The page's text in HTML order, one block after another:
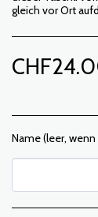
gleich vor Ort
CHF
Name (leer,